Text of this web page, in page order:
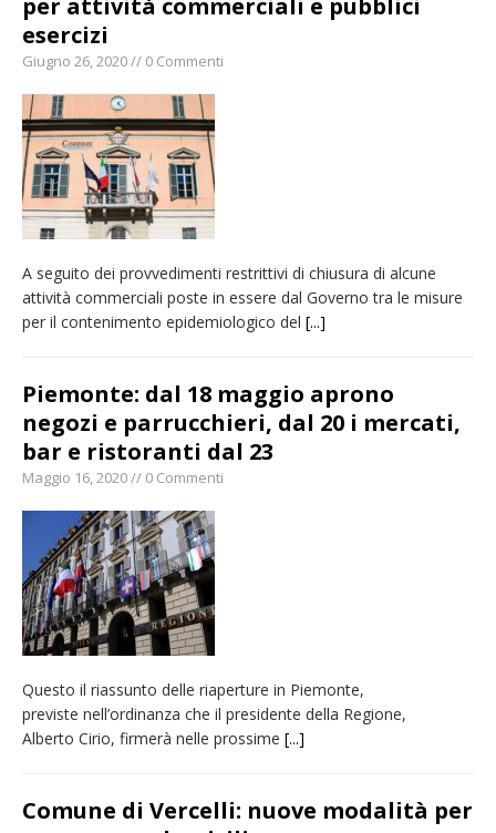
esercizi
Giugno 26, 2020 // 0 Commenti
A seguito dei provvedimenti restrittivi di chiusura di alcune
attività commerciali poste in essere dal Governo tra le misure
per il contenimento epidemiologico del [...]
Piemonte: dal 18 maggio aprono
negozi e parrucchieri, dal 20 i mercati,
bar e ristoranti dal 23
Maggio 16, 2020 // 0 Commenti
Questo il riassunto delle riaperture in Piemonte,
previste nell’ordinanza che il presidente della Regione,
Alberto Cirio, firmerà nelle prossime [...]
Comune di Vercelli: nuove modalità per